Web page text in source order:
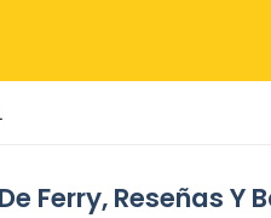
Ferry, Reseñas Y